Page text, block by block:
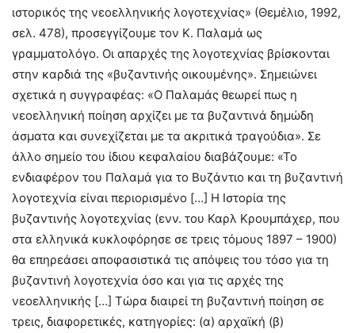
ιστορικός της νεοελληνικής λογοτεχνίας» (Θεμέλιο, 1992,
σελ. 478), προσεγγίζουμε τον Κ. Παλαμά ως
γραμματολόγο. Οι απαρχές της λογοτεχνίας βρίσκονται
στην καρδιά της «βυζαντινής οικουμένης». Σημειώνει
σχετικά η συγγραφέας: «Ο Παλαμάς θεωρεί πως η
νεοελληνική ποίηση αρχίζει με τα βυζαντινά δημώδη
άσματα και συνεχίζεται με τα ακριτικά τραγούδια». Σε
άλλο σημείο του ίδιου κεφαλαίου διαβάζουμε: «Το
ενδιαφέρον του Παλαμά για το Βυζάντιο και τη βυζαντινή
λογοτεχνία είναι περιορισμένο […] Η Ιστορία της
βυζαντινής λογοτεχνίας (ενν. του Καρλ Κρουμπάχερ, που
στα ελληνικά κυκλοφόρησε σε τρεις τόμους 1897 – 1900)
θα επηρεάσει αποφασιστικά τις απόψεις του τόσο για τη
βυζαντινή λογοτεχνία όσο και για τις αρχές της
νεοελληνικής […] Τώρα διαιρεί τη βυζαντινή ποίηση σε
τρεις, διαφορετικές, κατηγορίες: (α) αρχαϊκή (β)